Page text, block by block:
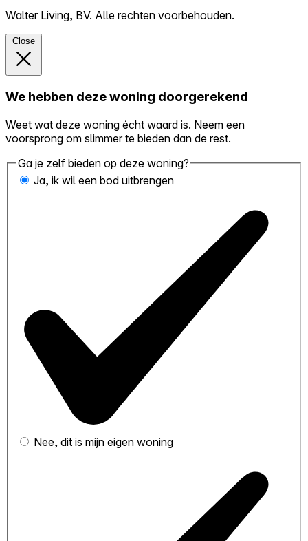
Walter Living, BV. Alle rechten voorbehouden.
Close
We hebben deze woning doorgerekend
Weet wat deze woning écht waard is. Neem een
voorsprong om slimmer te bieden dan de rest.
Ga je zelf bieden op deze woning?
Ja, ik wil een bod uitbrengen
Nee, dit is mijn eigen woning